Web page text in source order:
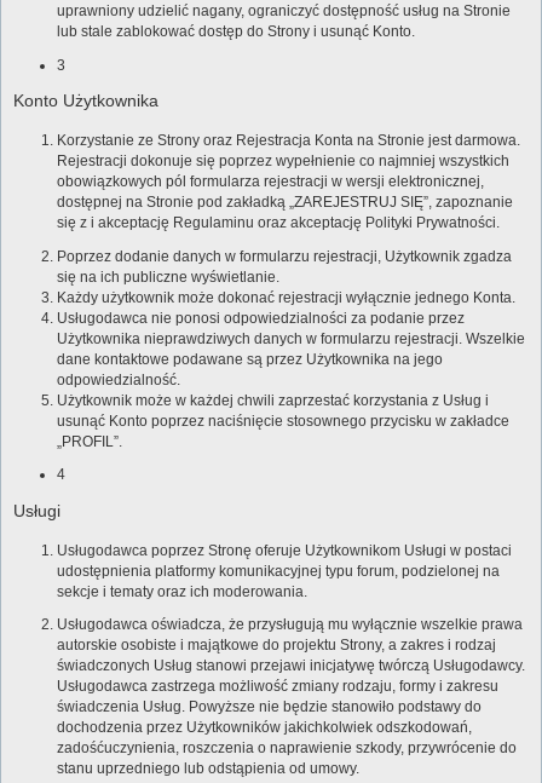
uprawniony udzielić nagany, ograniczyć dostępność usług na Stronie
lub stale zablokować dostęp do Strony i usunąć Konto.
3
Konto Użytkownika
Korzystanie ze Strony oraz Rejestracja Konta na Stronie jest darmowa.
Rejestracji dokonuje się poprzez wypełnienie co najmniej wszystkich
obowiązkowych pól formularza rejestracji w wersji elektronicznej,
dostępnej na Stronie pod zakładką „ZAREJESTRUJ SIĘ”, zapoznanie
się z i akceptację Regulaminu oraz akceptację Polityki Prywatności.
Poprzez dodanie danych w formularzu rejestracji, Użytkownik zgadza
się na ich publiczne wyświetlanie.
Każdy użytkownik może dokonać rejestracji wyłącznie jednego Konta.
Usługodawca nie ponosi odpowiedzialności za podanie przez
Użytkownika nieprawdziwych danych w formularzu rejestracji. Wszelkie
dane kontaktowe podawane są przez Użytkownika na jego
odpowiedzialność.
Użytkownik może w każdej chwili zaprzestać korzystania z Usług i
usunąć Konto poprzez naciśnięcie stosownego przycisku w zakładce
„PROFIL”.
4
Usługi
Usługodawca poprzez Stronę oferuje Użytkownikom Usługi w postaci
udostępnienia platformy komunikacyjnej typu forum, podzielonej na
sekcje i tematy oraz ich moderowania.
Usługodawca oświadcza, że przysługują mu wyłącznie wszelkie prawa
autorskie osobiste i majątkowe do projektu Strony, a zakres i rodzaj
świadczonych Usług stanowi przejawi inicjatywę twórczą Usługodawcy.
Usługodawca zastrzega możliwość zmiany rodzaju, formy i zakresu
świadczenia Usług. Powyższe nie będzie stanowiło podstawy do
dochodzenia przez Użytkowników jakichkolwiek odszkodowań,
zadośćuczynienia, roszczenia o naprawienie szkody, przywrócenie do
stanu uprzedniego lub odstąpienia od umowy.